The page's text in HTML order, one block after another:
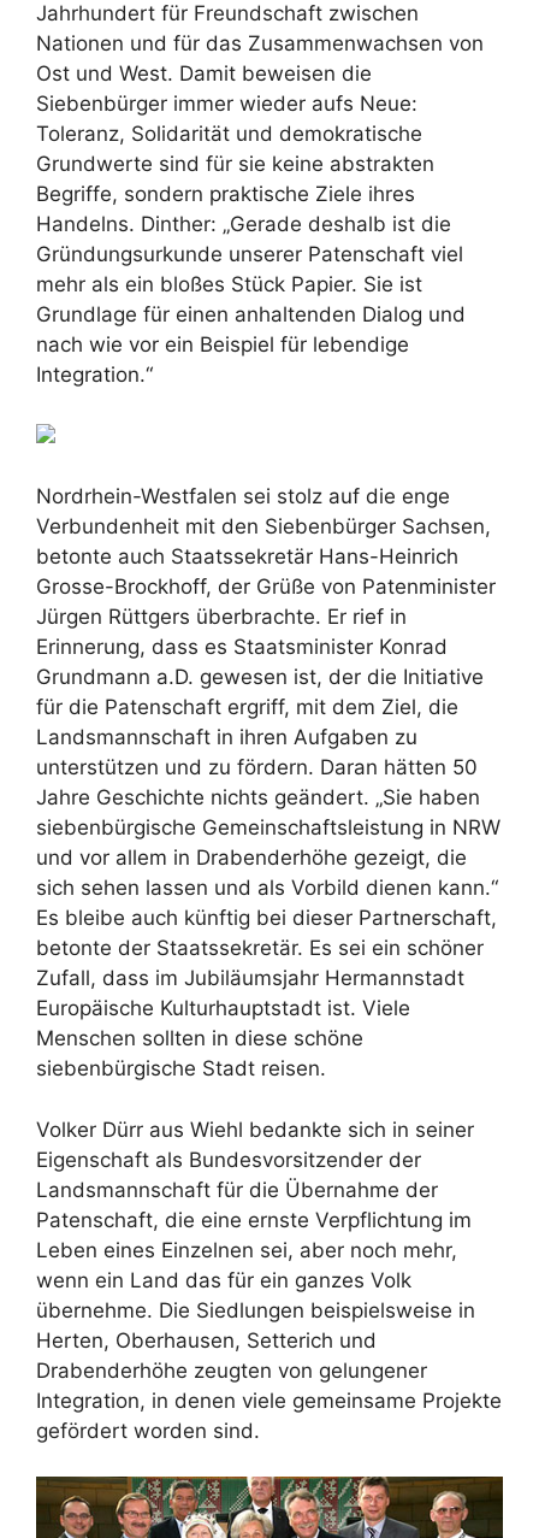
Jahrhundert für Freundschaft zwischen
Nationen und für das Zusammenwachsen von
Ost und West. Damit beweisen die
Siebenbürger immer wieder aufs Neue:
Toleranz, Solidarität und demokratische
Grundwerte sind für sie keine abstrakten
Begriffe, sondern praktische Ziele ihres
Handelns. Dinther: „Gerade deshalb ist die
Gründungsurkunde unserer Patenschaft viel
mehr als ein bloßes Stück Papier. Sie ist
Grundlage für einen anhaltenden Dialog und
nach wie vor ein Beispiel für lebendige
Integration.“
Nordrhein-Westfalen sei stolz auf die enge
Verbundenheit mit den Siebenbürger Sachsen,
betonte auch Staatssekretär Hans-Heinrich
Grosse-Brockhoff, der Grüße von Patenminister
Jürgen Rüttgers überbrachte. Er rief in
Erinnerung, dass es Staatsminister Konrad
Grundmann a.D. gewesen ist, der die Initiative
für die Patenschaft ergriff, mit dem Ziel, die
Landsmannschaft in ihren Aufgaben zu
unterstützen und zu fördern. Daran hätten 50
Jahre Geschichte nichts geändert. „Sie haben
siebenbürgische Gemeinschaftsleistung in NRW
und vor allem in Drabenderhöhe gezeigt, die
sich sehen lassen und als Vorbild dienen kann.“
Es bleibe auch künftig bei dieser Partnerschaft,
betonte der Staatssekretär. Es sei ein schöner
Zufall, dass im Jubiläumsjahr Hermannstadt
Europäische Kulturhauptstadt ist. Viele
Menschen sollten in diese schöne
siebenbürgische Stadt reisen.
Volker Dürr aus Wiehl bedankte sich in seiner
Eigenschaft als Bundesvorsitzender der
Landsmannschaft für die Übernahme der
Patenschaft, die eine ernste Verpflichtung im
Leben eines Einzelnen sei, aber noch mehr,
wenn ein Land das für ein ganzes Volk
übernehme. Die Siedlungen beispielsweise in
Herten, Oberhausen, Setterich und
Drabenderhöhe zeugten von gelungener
Integration, in denen viele gemeinsame Projekte
gefördert worden sind.